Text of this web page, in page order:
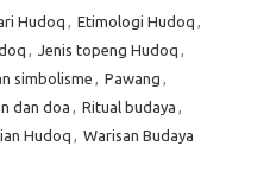
Hudoq , Etimologi Hudoq ,
, Jenis topeng Hudoq ,
simbolisme , Pawang ,
dan doa , Ritual budaya ,
Hudoq , Warisan Budaya